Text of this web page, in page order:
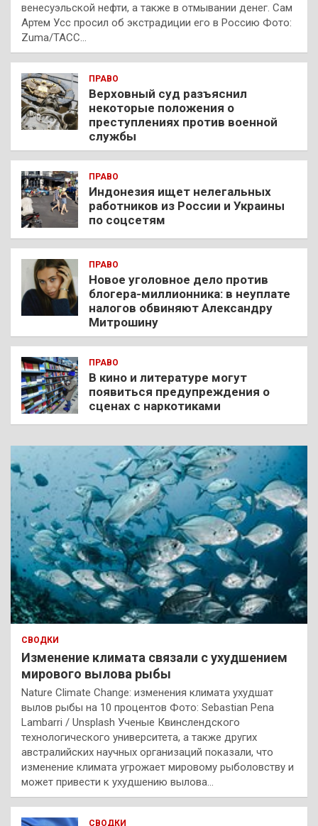
венесуэльской нефти, а также в отмывании денег. Сам
Артем Усс просил об экстрадиции его в Россию Фото:
Zuma/ТАСС…
ПРАВО
Верховный суд разъяснил
некоторые положения о
преступлениях против военной
службы
ПРАВО
Индонезия ищет нелегальных
работников из России и Украины
по соцсетям
ПРАВО
Новое уголовное дело против
блогера-миллионника: в неуплате
налогов обвиняют Александру
Митрошину
ПРАВО
В кино и литературе могут
появиться предупреждения о
сценах с наркотиками
СВОДКИ
Изменение климата связали с ухудшением
мирового вылова рыбы
Nature Climate Change: изменения климата ухудшат
вылов рыбы на 10 процентов Фото: Sebastian Pena
Lambarri / Unsplash Ученые Квинслендского
технологического университета, а также других
австралийских научных организаций показали, что
изменение климата угрожает мировому рыболовству и
может привести к ухудшению вылова…
СВОДКИ